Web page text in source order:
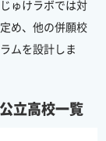
ゅけラボでは対
め、他の併願校
ムを設計しま
立高校一覧